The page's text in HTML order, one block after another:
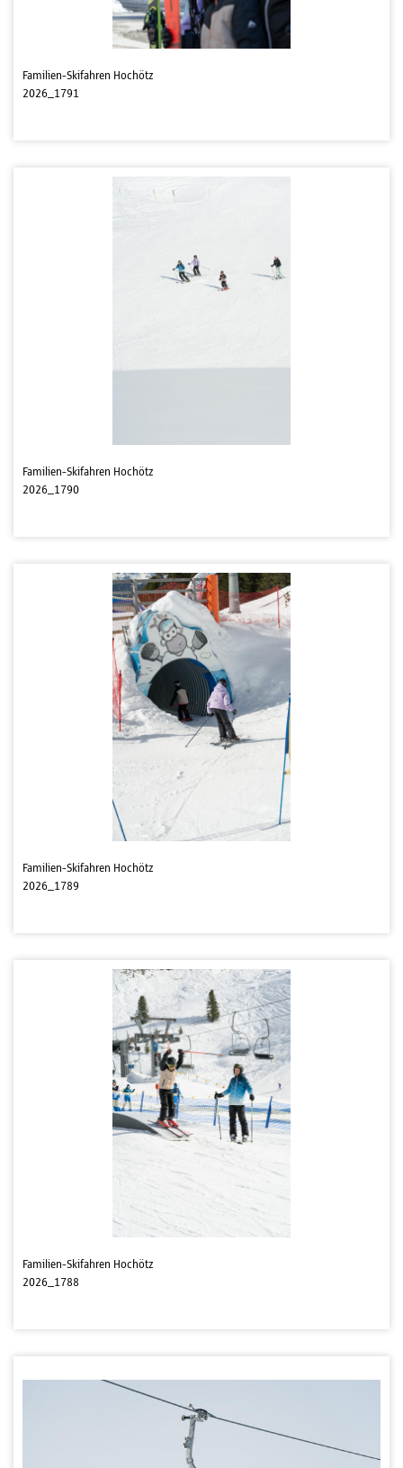
Familien-Skifahren Hochötz
2026_1791
Familien-Skifahren Hochötz
2026_1790
Familien-Skifahren Hochötz
2026_1789
Familien-Skifahren Hochötz
2026_1788